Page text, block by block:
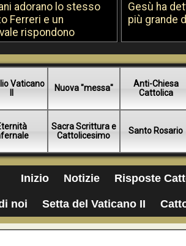
adorano lo stesso
Ferreri e un
rispondono
Gesù ha
più grande
Vaticano
Nuova "messa"
Anti-Chiesa
Cattolica
Sacra Scrittura e
Cattolicesimo
Santo Rosario
Inizio Notizie Risposte
noi Setta del Vaticano II